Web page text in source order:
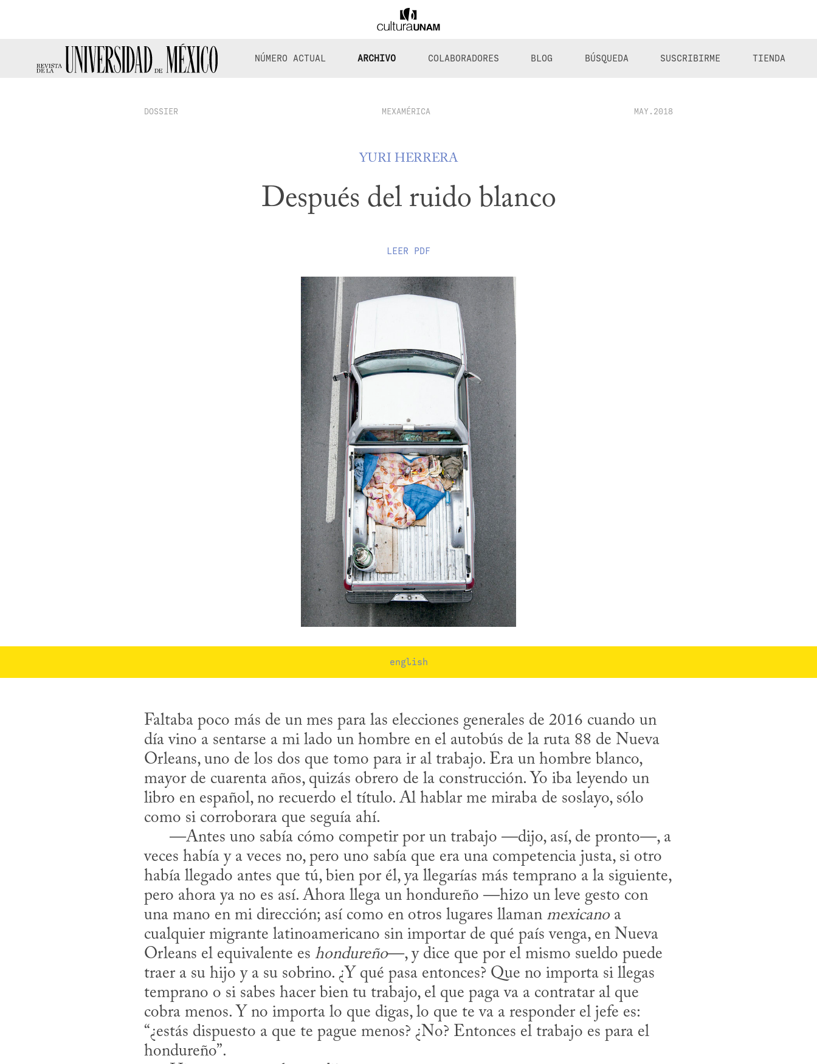
NÚMERO ACTUAL ARCHIVO COLABORADORES BLOG BÚSQUEDA SUSCRIBIRME TIENDA
DOSSIER MEXAMÉRICA MAY.2018
YURI HERRERA
Después del ruido blanco
LEER PDF
english
Faltaba poco más de un mes para las elecciones generales de 2016 cuando un
día vino a sentarse a mi lado un hombre en el autobús de la ruta 88 de Nueva
Orleans, uno de los dos que tomo para ir al trabajo. Era un hombre blanco,
mayor de cuarenta años, quizás obrero de la construcción. Yo iba leyendo un
libro en español, no recuerdo el título. Al hablar me miraba de soslayo, sólo
como si corroborara que seguía ahí.
veces había y a veces no, pero uno sabía que era una competencia justa, si otro
había llegado antes que tú, bien por él, ya llegarías más temprano a la siguiente,
pero ahora ya no es así. Ahora llega un hondureño —hizo un leve gesto con
una mano en mi dirección; así como en otros lugares llaman mexicano a
cualquier migrante latinoamericano sin importar de qué país venga, en Nueva
Orleans el equivalente es hondureño—, y dice que por el mismo sueldo puede
traer a su hijo y a su sobrino. ¿Y qué pasa entonces? Que no importa si llegas
temprano o si sabes hacer bien tu trabajo, el que paga va a contratar al que
cobra menos. Y no importa lo que digas, lo que te va a responder el jefe es:
“¿estás dispuesto a que te pague menos? ¿No? Entonces el trabajo es para el
hondureño”.